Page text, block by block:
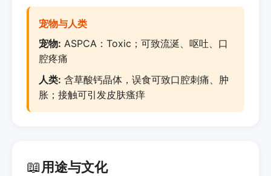
宠物与人类
宠物: ASPCA：Toxic；可致流涎、呕吐、口
腔疼痛
人类: 含草酸钙晶体，误食可致口腔刺痛、肿
胀；接触可引发皮肤瘙痒
📖用途与文化